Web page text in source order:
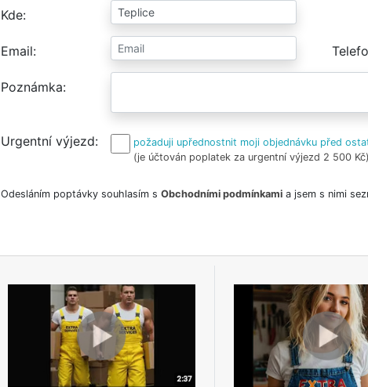
Kde
Email
Poznámka
Urgentní výjezd
požaduji upřednostnit moji objednávku před
(je účtován poplatek za urgentní výjezd 2 500 Kč)
Odesláním poptávky souhlasím s Obchodními podmínkamia jsem s nimi